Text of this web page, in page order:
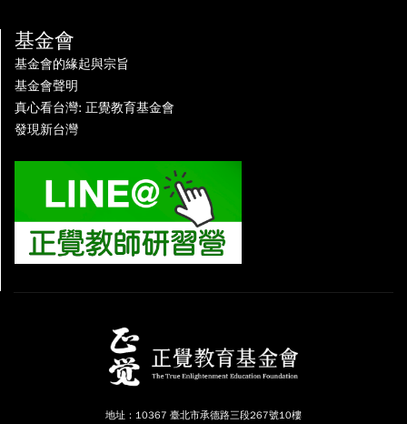
基金會
基金會的緣起與宗旨
基金會聲明
真心看台灣: 正覺教育基金會
發現新台灣
地址：10367 臺北市承德路三段267號10樓